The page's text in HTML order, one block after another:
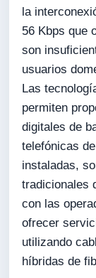
la
56 Kbps que
son
usuarios
Las
permiten
digitales de
telefónicas
instaladas,
tradicionales
con las
ofrecer
utilizando
híbridas de